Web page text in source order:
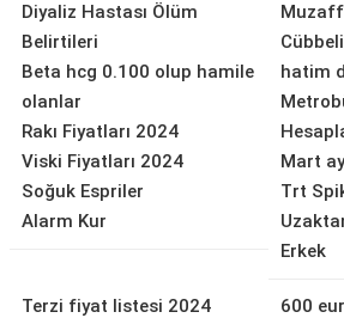
Diyaliz Hastası Ölüm
Belirtileri
Beta hcg 0.100 olup hamile
olanlar
Rakı Fiyatları 2024
Viski Fiyatları 2024
Soğuk Espriler
Alarm Kur
hatim
Mart
Trt
Erkek
Terzi fiyat listesi 2024
600